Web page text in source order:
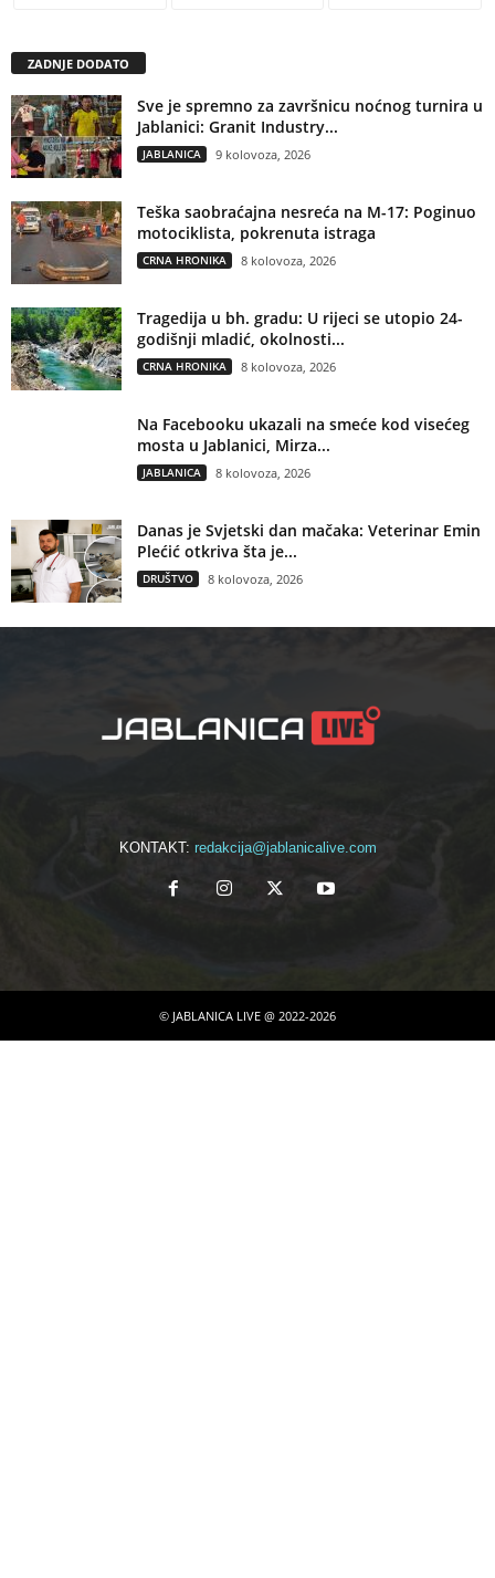
ZADNJE DODATO
Sve je spremno za završnicu noćnog turnira u
Jablanici: Granit Industry...
JABLANICA 9 kolovoza, 2026
Teška saobraćajna nesreća na M-17: Poginuo
motociklista, pokrenuta istraga
CRNA HRONIKA 8 kolovoza, 2026
Tragedija u bh. gradu: U rijeci se utopio 24-
godišnji mladić, okolnosti...
CRNA HRONIKA 8 kolovoza, 2026
Na Facebooku ukazali na smeće kod visećeg
mosta u Jablanici, Mirza...
JABLANICA 8 kolovoza, 2026
Danas je Svjetski dan mačaka: Veterinar Emin
Plećić otkriva šta je...
DRUŠTVO 8 kolovoza, 2026
KONTAKT: redakcija@jablanicalive.com
© JABLANICA LIVE @ 2022-2026